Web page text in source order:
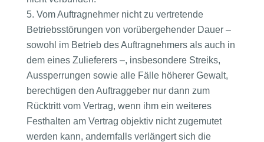
Vom Auftragnehmer nicht zu vertretende
Betriebsstörungen von vorübergehender Dauer –
sowohl im Betrieb des Auftragnehmers als auch in
dem eines Zulieferers –, insbesondere Streiks,
Aussperrungen sowie alle Fälle höherer Gewalt,
berechtigen den Auftraggeber nur dann zum
Rücktritt vom Vertrag, wenn ihm ein weiteres
Festhalten am Vertrag objektiv nicht zugemutet
werden kann, andernfalls verlängert sich die